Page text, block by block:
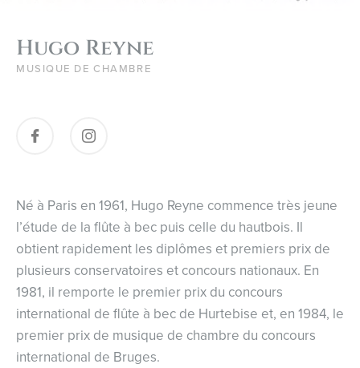
Hugo Reyne
MUSIQUE DE CHAMBRE
Né à Paris en 1961, Hugo Reyne commence très jeune
l’étude de la flûte à bec puis celle du hautbois. Il
obtient rapidement les diplômes et premiers prix de
plusieurs conservatoires et concours nationaux. En
1981, il remporte le premier prix du concours
international de flûte à bec de Hurtebise et, en 1984, le
premier prix de musique de chambre du concours
international de Bruges.